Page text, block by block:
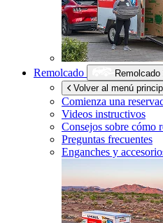
Remolcado
Remolcado
Volver al menú
Comienza una
Videos instructivos
Consejos sobre cómo
Preguntas frecuentes
Enganches y